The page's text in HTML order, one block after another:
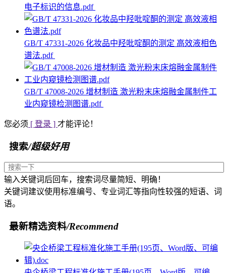
电子标识的信息.pdf
GB/T 47331-2026 化妆品中羟吡啶酮的测定 高效液相色
谱法.pdf
GB/T 47008-2026 增材制造 激光粉末床熔融金属制件工
业内窥镜检测图谱.pdf
您必须 [ 登录 ] 才能评论！
搜索/超级好用
输入关键词后回车，搜索词尽量简短、明确！
关键词建议使用标准编号、专业词汇等指向性较强的短语、词
语。
最新精选资料/Recommend